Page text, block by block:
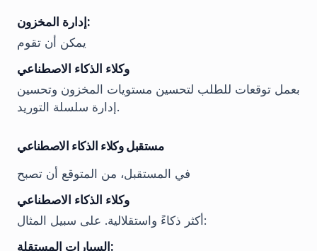
إدارة المخزون:
يمكن أن تقوم
وكلاء الذكاء الاصطناعي
بعمل توقعات للطلب لتحسين مستويات المخزون وتحسين
إدارة سلسلة التوريد.
مستقبل وكلاء الذكاء الاصطناعي
في المستقبل، من المتوقع أن تصبح
وكلاء الذكاء الاصطناعي
أكثر ذكاءً واستقلالية. على سبيل المثال:
السيارات المستقلة: